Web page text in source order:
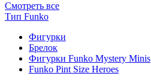
Смотреть все
Тип Funko
Фигурки
Брелок
Фигурки Funko Mystery Minis
Funko Pint Size Heroes